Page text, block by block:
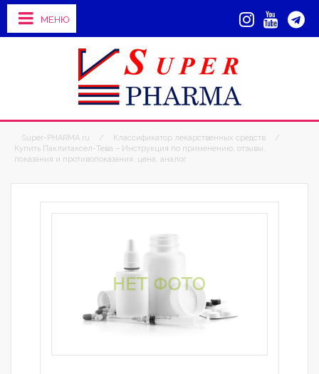
МЕНЮ
Super-PHARMA.ru / Классификатор лекарственных средств
/
Купить Паклитаксел-Тева – Инструкция по применению, отзывы,
показания и противопоказания, цена, аналог